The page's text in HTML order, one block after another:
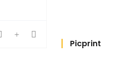
Picprint